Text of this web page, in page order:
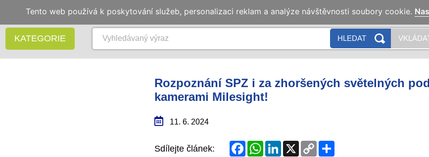
KATEGORIE HLEDAT
Rozpoznání SPZ i za zhoršených světelných
kamerami Milesight!
11. 6. 2024
Sdílejte článek: FacebookWhatsAppLinkedIn
Copy
Link
Tento web používá k poskytování služeb, personalizaci reklam a analýze návštěvnosti soubory cookie.